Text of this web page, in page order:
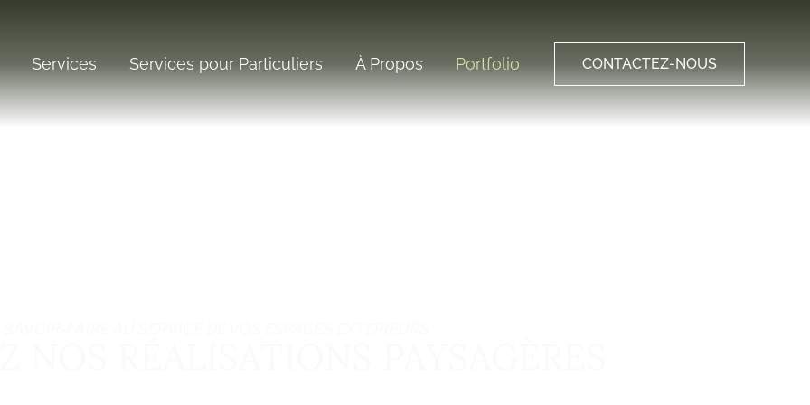
Services Services pour Particuliers À Propos Portfolio CONTACTEZ-NOUS